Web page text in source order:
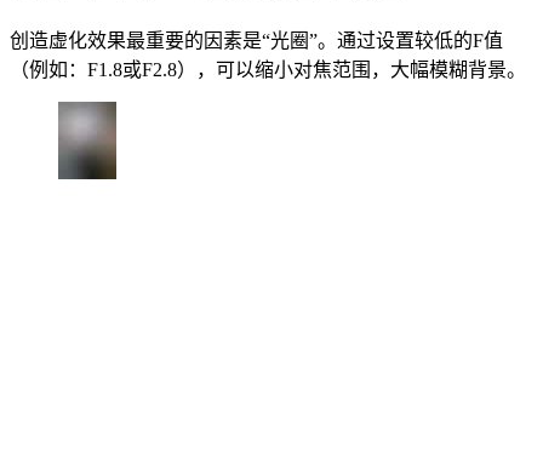
创造虚化效果最重要的因素是“光圈”。通过设置较低的F值
（例如：F1.8或F2.8），可以缩小对焦范围，大幅模糊背景。